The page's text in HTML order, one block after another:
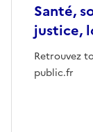
Santé,
justice,
Retrouvez
public.fr